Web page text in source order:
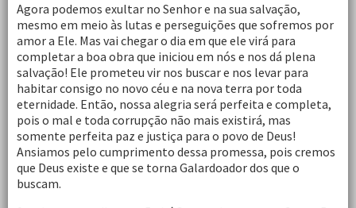
Agora podemos exultar no Senhor e na sua salvação,
mesmo em meio às lutas e perseguições que sofremos por
amor a Ele. Mas vai chegar o dia em que ele virá para
completar a boa obra que iniciou em nós e nos dá plena
salvação! Ele prometeu vir nos buscar e nos levar para
habitar consigo no novo céu e na nova terra por toda
eternidade. Então, nossa alegria será perfeita e completa,
pois o mal e toda corrupção não mais existirá, mas
somente perfeita paz e justiça para o povo de Deus!
Ansiamos pelo cumprimento dessa promessa, pois cremos
que Deus existe e que se torna Galardoador dos que o
buscam.